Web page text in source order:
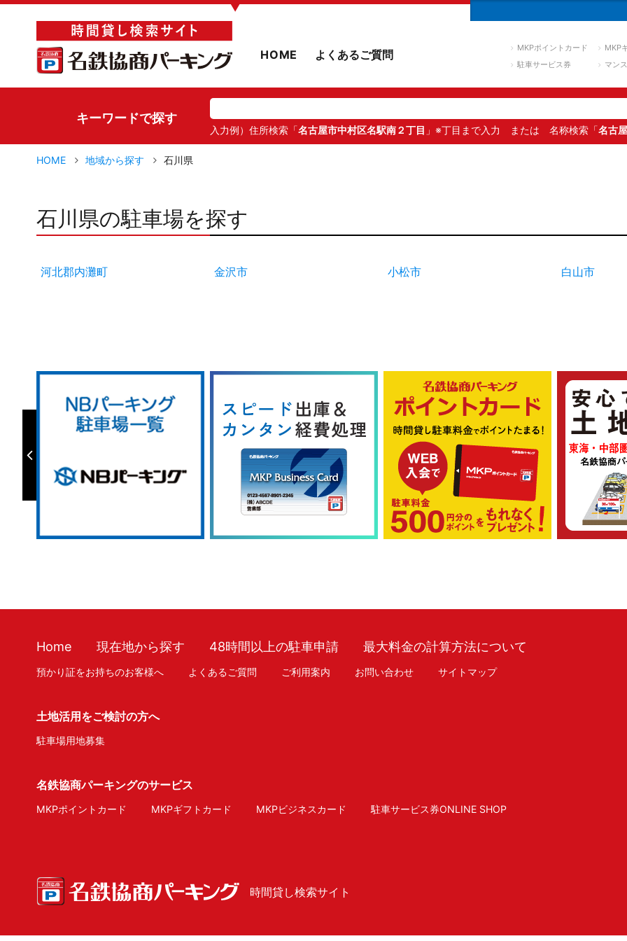
▼
HOME よくあるご質問 MKPポイントカード
MKP
駐車サービス券
マン
キーワードで探す
入力例）住所検索「名古屋市中村区名駅南２丁目 」※丁目まで入力 または 名称検索「名古
HOME 地域から探す 石川県
石川県の駐車場を探す
河北郡内灘町 金沢市 小松市 白山市
Home 現在地から探す 48時間以上の駐車申請 最大料金の計算方法について
預かり証をお持ちのお客様へ よくあるご質問 ご利用案内 お問い合わせ サイトマップ
土地活用をご検討の方へ
駐車場用地募集
名鉄協商パーキングのサービス
MKPポイントカード MKPギフトカード MKPビジネスカード 駐車サービス券ONLINE SHOP
時間貸し検索サイト